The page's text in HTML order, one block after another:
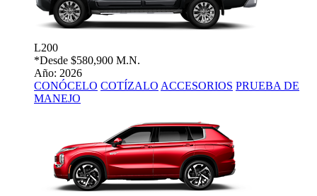
L200
*Desde $580,900 M.N.
Año: 2026
CONÓCELO COTÍZALO ACCESORIOS PRUEBA DE
MANEJO